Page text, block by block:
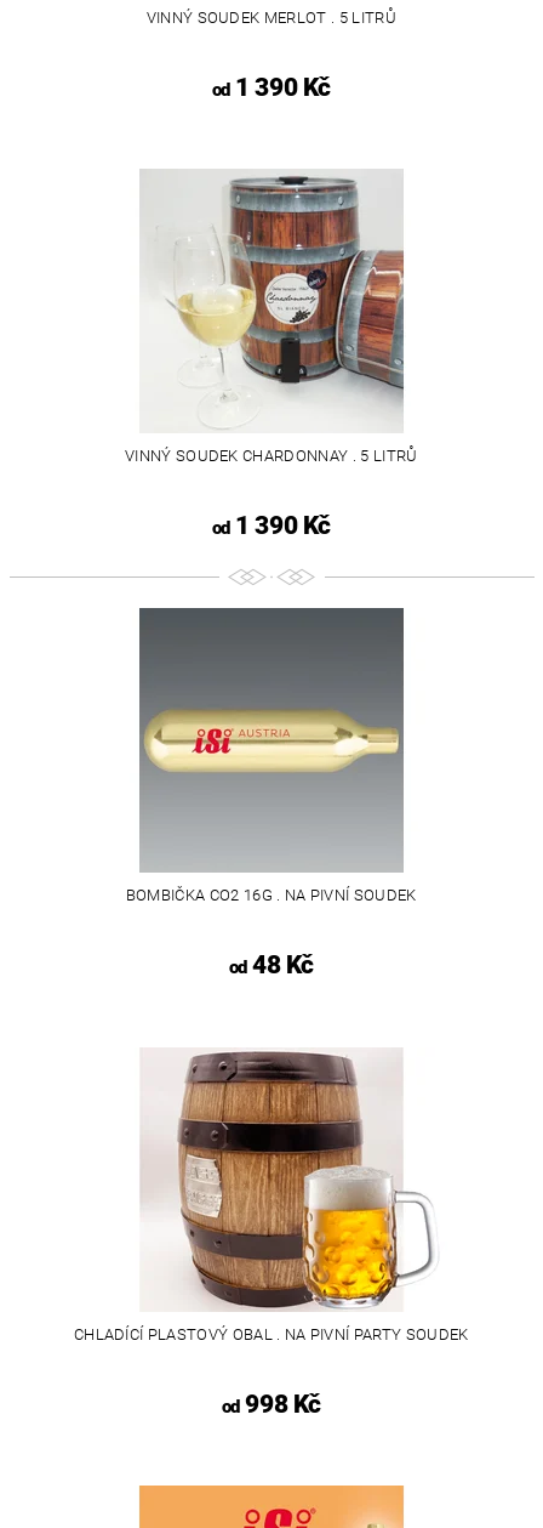
VINNÝ SOUDEK MERLOT . 5 LITRŮ
od1 390 Kč
VINNÝ SOUDEK CHARDONNAY . 5 LITRŮ
od1 390 Kč
BOMBIČKA CO2 16G . NA PIVNÍ SOUDEK
od48 Kč
CHLADÍCÍ PLASTOVÝ OBAL . NA PIVNÍ PARTY SOUDEK
od998 Kč